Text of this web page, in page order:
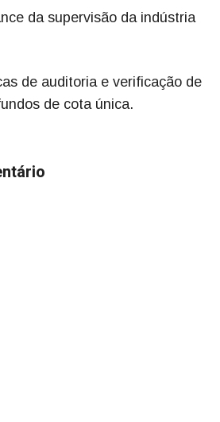
da supervisão da indústria
de auditoria e verificação de
de cota única.